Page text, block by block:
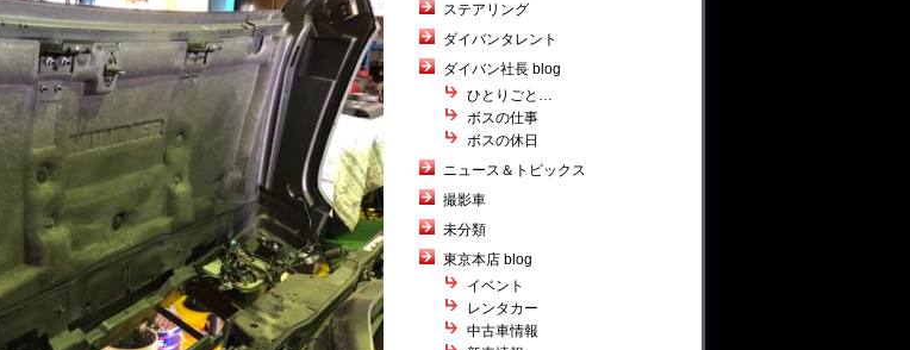
ステアリング
ダイバンタレント
ダイバン社長 blog
ひとりごと…
ボスの仕事
ボスの休日
ニュース＆トピックス
撮影車
未分類
東京本店 blog
イベント
レンタカー
中古車情報